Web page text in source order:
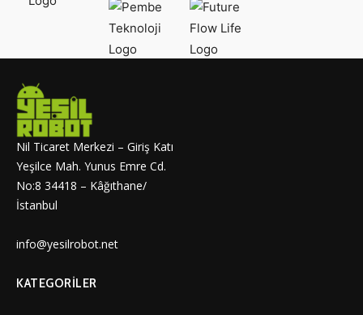
Nil Ticaret Merkezi – Giriş Katı
Yeşilce Mah. Yunus Emre Cd.
No:8 34418 – Kâğıthane/
İstanbul
info@yesilrobot.net
KATEGORILER